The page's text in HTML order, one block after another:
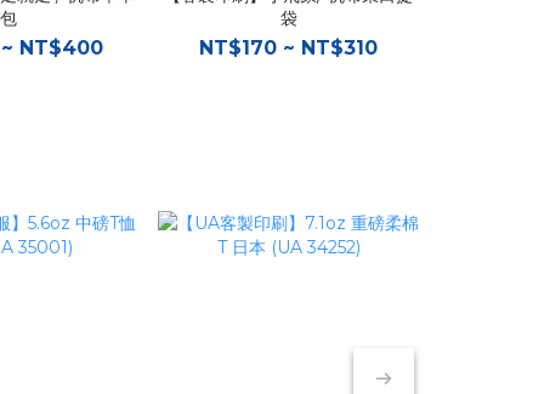
包
NT$400
袋
NT$170 ~ NT$310